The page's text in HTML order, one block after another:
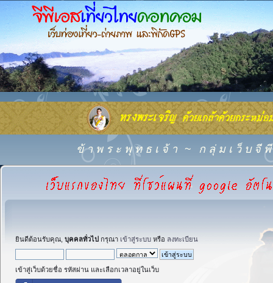
ข้ า พ ร ะ พุ ท ธ เ จ้ า ~ ก ลุ่ ม เ ว็ บ จี
ยินดีต้อนรับคุณ, บุคคลทั่วไป กรุณา เข้าสู่ระบบ หรือ ลงทะเบียน
เข้าสู่เว็บด้วยชื่อ รหัสผ่าน และเลือกเวลาอยู่ในเว็บ